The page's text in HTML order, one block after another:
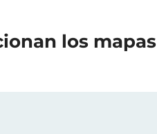
los